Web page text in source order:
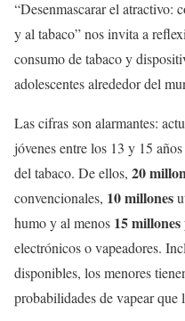
“Desenmascarar el atractivo:
y al tabaco” nos invita a
consumo de tabaco y
adolescentes alrededor del
Las cifras son alarmantes:
jóvenes entre los 13 y 15
del tabaco. De ellos, 20
convencionales, 10 millones
humo y al menos 15 millones
electrónicos o vapeadores.
disponibles, los menores
probabilidades de vapear que